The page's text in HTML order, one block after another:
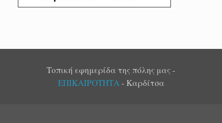
Τοπική εφημερίδα της πόλης μας -
ΕΠΙΚΑΙΡΟΤΗΤΑ- Καρδίτσα